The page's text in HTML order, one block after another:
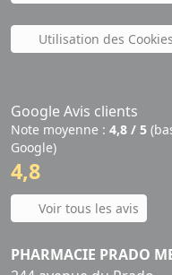
Utilisation des Cookies
Google Avis clients
Note moyenne : 4,8 / 5
Google)
4,8
Voir tous les avis
PHARMACIE PRADO